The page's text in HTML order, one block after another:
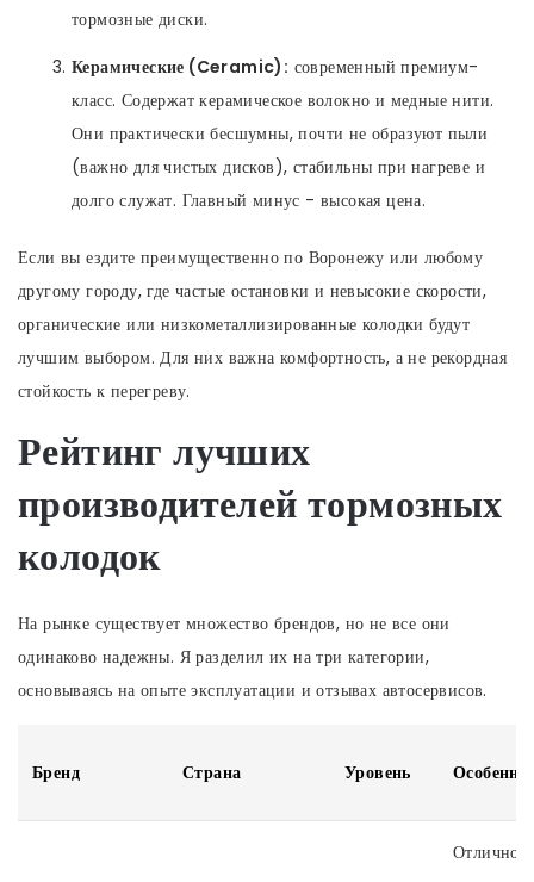
тормозные диски.
Керамические (Ceramic): современный премиум-
класс. Содержат керамическое волокно и медные нити.
Они практически бесшумны, почти не образуют пыли
(важно для чистых дисков), стабильны при нагреве и
долго служат. Главный минус - высокая цена.
Если вы ездите преимущественно по Воронежу или любому
другому городу, где частые остановки и невысокие скорости,
органические или низкометаллизированные колодки будут
лучшим выбором. Для них важна комфортность, а не рекордная
стойкость к перегреву.
Рейтинг лучших
производителей тормозных
колодок
На рынке существует множество брендов, но не все они
одинаково надежны. Я разделил их на три категории,
основываясь на опыте эксплуатации и отзывах автосервисов.
Бренд Страна Уровень
Отличное